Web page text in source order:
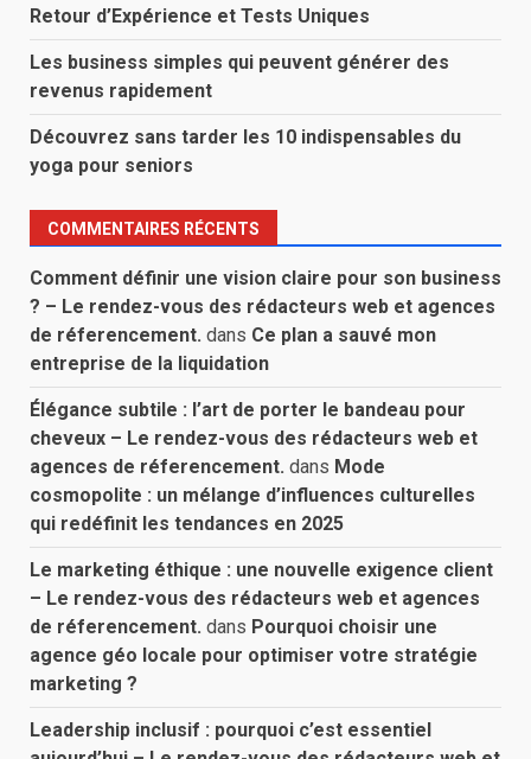
Retour d’Expérience et Tests Uniques
Les business simples qui peuvent générer des
revenus rapidement
Découvrez sans tarder les 10 indispensables du
yoga pour seniors
COMMENTAIRES RÉCENTS
Comment définir une vision claire pour son business
? – Le rendez-vous des rédacteurs web et agences
de réferencement. dans Ce plan a sauvé mon
entreprise de la liquidation
Élégance subtile : l’art de porter le bandeau pour
cheveux – Le rendez-vous des rédacteurs web et
agences de réferencement. dans Mode
cosmopolite : un mélange d’influences culturelles
qui redéfinit les tendances en 2025
Le marketing éthique : une nouvelle exigence client
– Le rendez-vous des rédacteurs web et agences
de réferencement. dans Pourquoi choisir une
agence géo locale pour optimiser votre stratégie
marketing ?
Leadership inclusif : pourquoi c’est essentiel